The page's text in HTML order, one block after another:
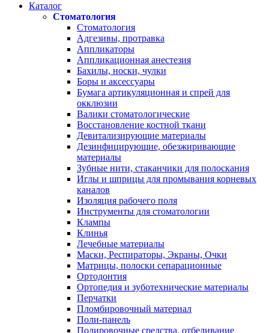
Каталог
Стоматология
Стоматология
Адгезивы, протравка
Аппликаторы
Аппликационная анестезия
Бахилы, носки, чулки
Боры и аксессуары
Бумага артикуляционная и спрей для
окклюзии
Валики стоматологические
Восстановление костной ткани
Девитализирующие материалы
Дезинфицирующие, обезжиривающие
материалы
Зубные нити, стаканчики для полоскания
Иглы и шприцы для промывания корневых
каналов
Изоляция рабочего поля
Инструменты для стоматологии
Клампы
Клинья
Лечебные материалы
Маски, Респираторы, Экраны, Очки
Матрицы, полоски сепарационные
Ортодонтия
Ортопедия и зуботехнические материалы
Перчатки
Пломбировочный материал
Поли-панель
Полировочные средства, отбеливание